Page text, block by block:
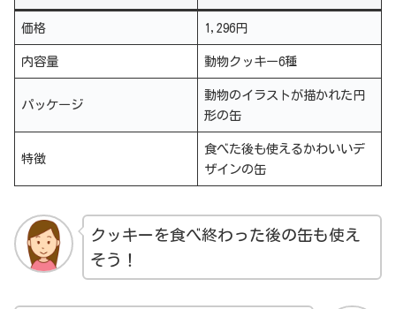
価格 1,296円
内容量 動物クッキー6種
パッケージ
動物のイラストが描かれた円
形の缶
特徴
食べた後も使えるかわいいデ
ザインの缶
クッキーを食べ終わった後の缶も使え
そう！